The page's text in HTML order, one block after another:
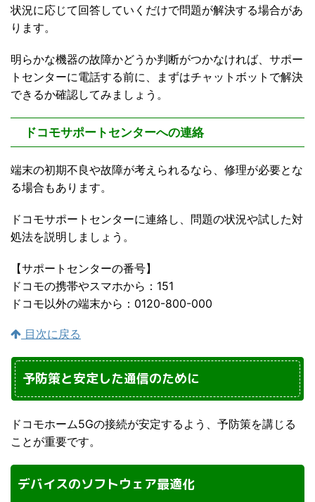
状況に応じて回答していくだけで問題が解決する場合があ
ります。
明らかな機器の故障かどうか判断がつかなければ、サポー
トセンターに電話する前に、まずはチャットボットで解決
できるか確認してみましょう。
ドコモサポートセンターへの連絡
端末の初期不良や故障が考えられるなら、修理が必要とな
る場合もあります。
ドコモサポートセンターに連絡し、問題の状況や試した対
処法を説明しましょう。
【サポートセンターの番号】
ドコモの携帯やスマホから：151
ドコモ以外の端末から：0120-800-000
目次に戻る
予防策と安定した通信のために
ドコモホーム5Gの接続が安定するよう、予防策を講じる
ことが重要です。
デバイスのソフトウェア最適化